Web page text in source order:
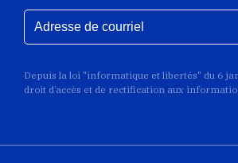
Depuis la loi "informatique et libertés" du 6
droit d’accès et de rectification aux